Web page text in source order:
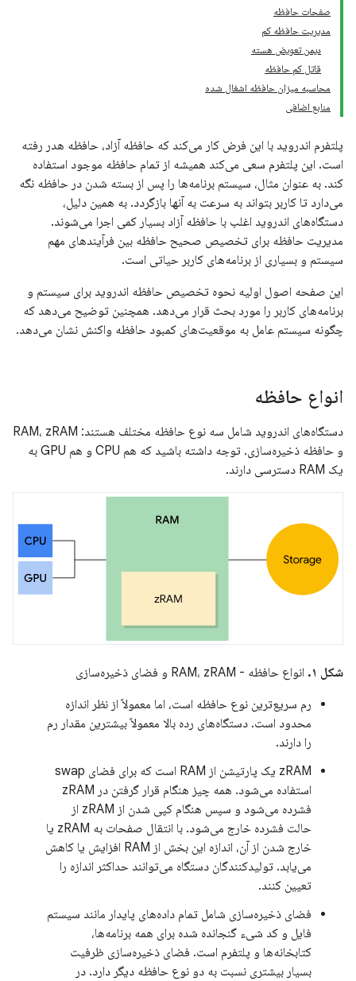
صفحات حافظه
مدیریت حافظه کم
دیمن تعویض هسته
قاتل کم حافظه
محاسبه میزان حافظه اشغال شده
منابع اضافی
پلتفرم اندروید با این فرض کار می‌کند که حافظه آزاد، حافظه هدر رفته
است. این پلتفرم سعی می‌کند همیشه از تمام حافظه موجود استفاده
کند. به عنوان مثال، سیستم برنامه‌ها را پس از بسته شدن در حافظه نگه
می‌دارد تا کاربر بتواند به سرعت به آنها بازگردد. به همین دلیل،
دستگاه‌های اندروید اغلب با حافظه آزاد بسیار کمی اجرا می‌شوند.
مدیریت حافظه برای تخصیص صحیح حافظه بین فرآیندهای مهم
سیستم و بسیاری از برنامه‌های کاربر حیاتی است.
این صفحه اصول اولیه نحوه تخصیص حافظه اندروید برای سیستم و
برنامه‌های کاربر را مورد بحث قرار می‌دهد. همچنین توضیح می‌دهد که
چگونه سیستم عامل به موقعیت‌های کمبود حافظه واکنش نشان می‌دهد.
انواع حافظه
دستگاه‌های اندروید شامل سه نوع حافظه مختلف هستند: RAM، zRAM
و حافظه ذخیره‌سازی. توجه داشته باشید که هم CPU و هم GPU به
یک RAM دسترسی دارند.
شکل ۱.
انواع حافظه - RAM، zRAM و فضای ذخیره‌سازی
رم سریع‌ترین نوع حافظه است، اما معمولاً از نظر اندازه
محدود است. دستگاه‌های رده بالا معمولاً بیشترین مقدار رم
را دارند.
zRAM یک پارتیشن از RAM است که برای فضای swap
استفاده می‌شود. همه چیز هنگام قرار گرفتن در zRAM
فشرده می‌شود و سپس هنگام کپی شدن از zRAM از
حالت فشرده خارج می‌شود. با انتقال صفحات به zRAM یا
خارج شدن از آن، اندازه این بخش از RAM افزایش یا کاهش
می‌یابد. تولیدکنندگان دستگاه می‌توانند حداکثر اندازه را
تعیین کنند.
فضای ذخیره‌سازی شامل تمام داده‌های پایدار مانند سیستم
فایل و کد شیء گنجانده شده برای همه برنامه‌ها،
کتابخانه‌ها و پلتفرم است. فضای ذخیره‌سازی ظرفیت
بسیار بیشتری نسبت به دو نوع حافظه دیگر دارد. در